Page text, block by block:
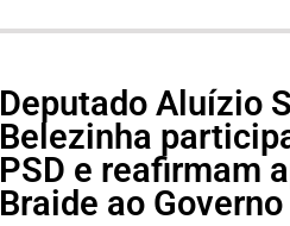
Deputado Aluízio
Belezinha
PSD e reafirmam
Braide ao Governo